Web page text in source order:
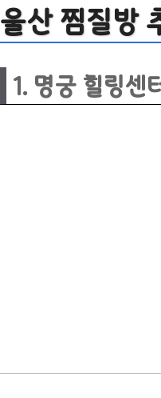
울산 찜질방
1. 명궁 힐링센